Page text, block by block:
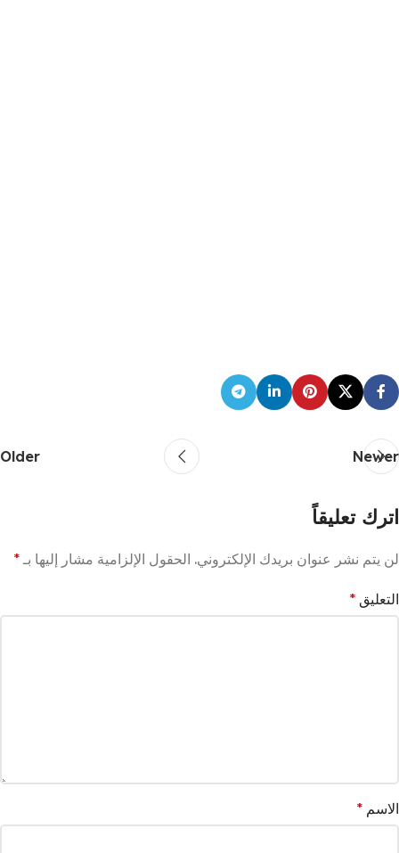
Newer
Older
اترك تعليقاً
لن يتم نشر عنوان بريدك الإلكتروني. الحقول الإلزامية مشار إليها بـ *
التعليق *
الاسم *